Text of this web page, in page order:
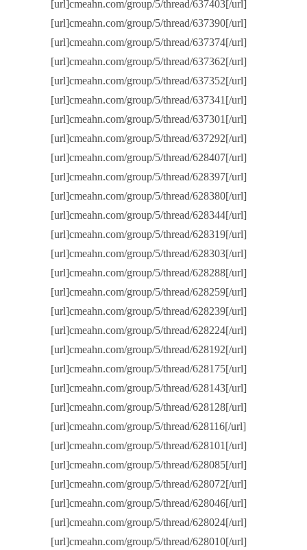
[url]cmeahn.com/group/5/thread/637403[/url]
[url]cmeahn.com/group/5/thread/637390[/url]
[url]cmeahn.com/group/5/thread/637374[/url]
[url]cmeahn.com/group/5/thread/637362[/url]
[url]cmeahn.com/group/5/thread/637352[/url]
[url]cmeahn.com/group/5/thread/637341[/url]
[url]cmeahn.com/group/5/thread/637301[/url]
[url]cmeahn.com/group/5/thread/637292[/url]
[url]cmeahn.com/group/5/thread/628407[/url]
[url]cmeahn.com/group/5/thread/628397[/url]
[url]cmeahn.com/group/5/thread/628380[/url]
[url]cmeahn.com/group/5/thread/628344[/url]
[url]cmeahn.com/group/5/thread/628319[/url]
[url]cmeahn.com/group/5/thread/628303[/url]
[url]cmeahn.com/group/5/thread/628288[/url]
[url]cmeahn.com/group/5/thread/628259[/url]
[url]cmeahn.com/group/5/thread/628239[/url]
[url]cmeahn.com/group/5/thread/628224[/url]
[url]cmeahn.com/group/5/thread/628192[/url]
[url]cmeahn.com/group/5/thread/628175[/url]
[url]cmeahn.com/group/5/thread/628143[/url]
[url]cmeahn.com/group/5/thread/628128[/url]
[url]cmeahn.com/group/5/thread/628116[/url]
[url]cmeahn.com/group/5/thread/628101[/url]
[url]cmeahn.com/group/5/thread/628085[/url]
[url]cmeahn.com/group/5/thread/628072[/url]
[url]cmeahn.com/group/5/thread/628046[/url]
[url]cmeahn.com/group/5/thread/628024[/url]
[url]cmeahn.com/group/5/thread/628010[/url]